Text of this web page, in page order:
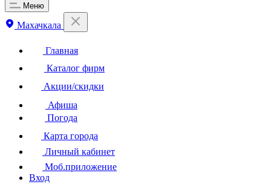
Меню
Махачкала
Главная
Каталог фирм
Акции/скидки
Афиша
Погода
Карта города
Личный кабинет
Моб.приложение
Вход